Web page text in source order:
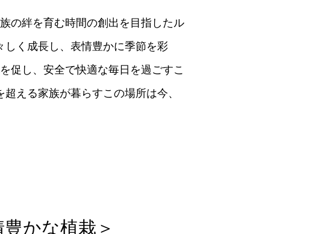
の絆を育む時間の創出を目指したル
しく成長し、表情豊かに季節を彩
促し、安全で快適な毎日を過ごすこ
える家族が暮らすこの場所は今、
豊かな植栽＞